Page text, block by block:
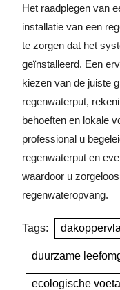
Het raadplegen van
installatie van een
te zorgen dat het
geïnstalleerd. Een
kiezen van de juiste
regenwaterput,
behoeften en lokale
professional u
regenwaterput en
waardoor u
regenwateropvang.
Tags:
duurzame
ecologische